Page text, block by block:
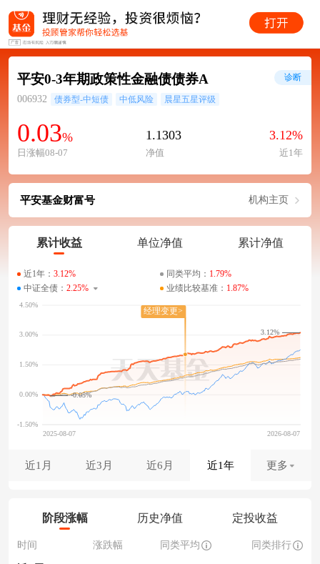
平安0-3年期政策性金融债债券A
006932 债券型-中短债 中低风险 晨星五星评级
0.03%
日涨幅08-07
1.1303
净值
3.12%
近1年
诊断
平安基金财富号 机构主页
累计收益 单位净值 累计净值
近1年： 3.12% 同类平均： 1.79%
中证全债： 2.25% 业绩比较基准： 1.87%
-0.05%
3.12%
近1月 近3月 近6月 近1年 更多
阶段涨幅 历史净值 定投收益
时间 涨跌幅 同类平均 同类排行